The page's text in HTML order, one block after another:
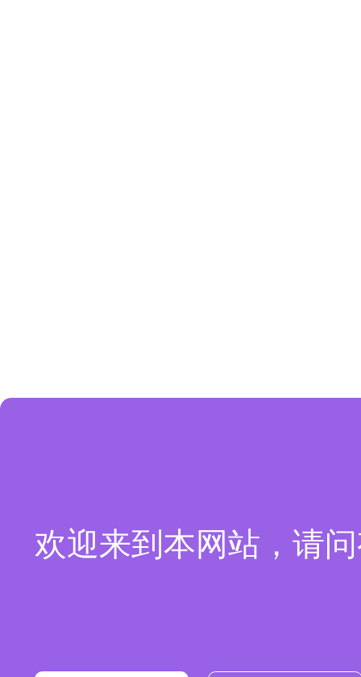
欢迎来到本网站，请